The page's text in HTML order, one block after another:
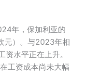
年，保加利亚的
元）。与2023年相
资水平正在上升。
工资成本尚未大幅